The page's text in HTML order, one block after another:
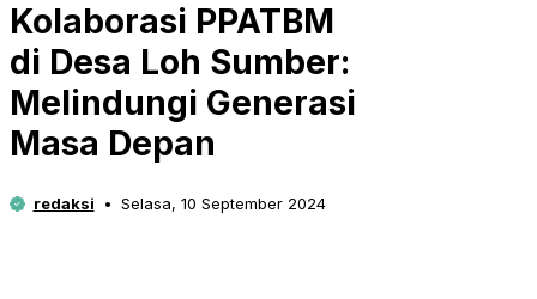
Kolaborasi PPATBM
di Desa Loh Sumber:
Melindungi Generasi
Masa Depan
redaksi Selasa, 10 September 2024